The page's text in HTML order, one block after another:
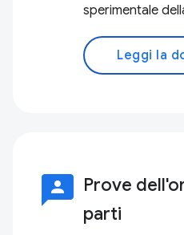
sperimentale
Leggi la
3p Prove
parti